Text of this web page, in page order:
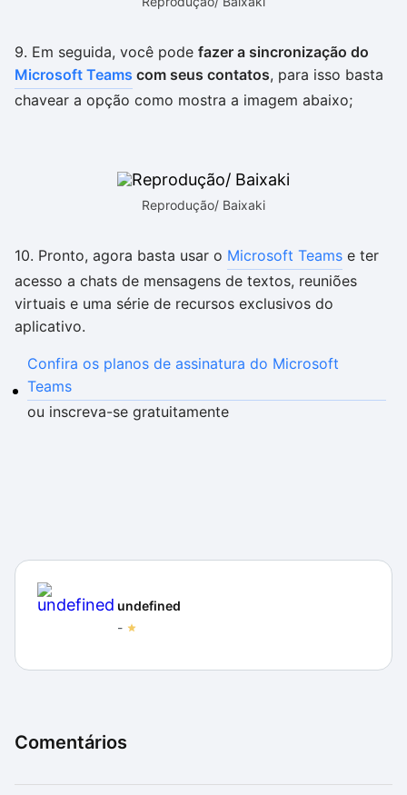
9. Em seguida, você pode fazer a sincronização do
Microsoft Teams com seus contatos, para isso basta
chavear a opção como mostra a imagem abaixo;
Reprodução/ Baixaki
10. Pronto, agora basta usar o Microsoft Teams e ter
acesso a chats de mensagens de textos, reuniões
virtuais e uma série de recursos exclusivos do
aplicativo.
Confira os planos de assinatura do Microsoft
Teams
ou inscreva-se gratuitamente
undefined
-
Comentários